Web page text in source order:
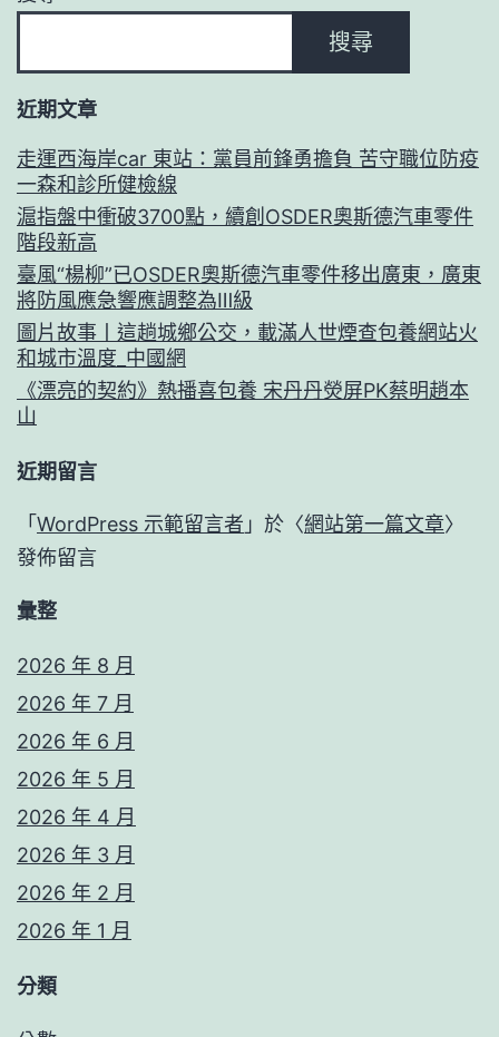
搜尋
近期文章
走運西海岸car 東站：黨員前鋒勇擔負 苦守職位防疫
一森和診所健檢線
滬指盤中衝破3700點，續創OSDER奧斯德汽車零件
階段新高
臺風“楊柳”已OSDER奧斯德汽車零件移出廣東，廣東
將防風應急響應調整為Ⅲ級
圖片故事丨這趟城鄉公交，載滿人世煙查包養網站火
和城市溫度_中國網
《漂亮的契約》熱播喜包養 宋丹丹熒屏PK蔡明趙本
山
近期留言
「 WordPress 示範留言者 」於〈網站第一篇文章〉
發佈留言
彙整
2026 年 8 月
2026 年 7 月
2026 年 6 月
2026 年 5 月
2026 年 4 月
2026 年 3 月
2026 年 2 月
2026 年 1 月
分類